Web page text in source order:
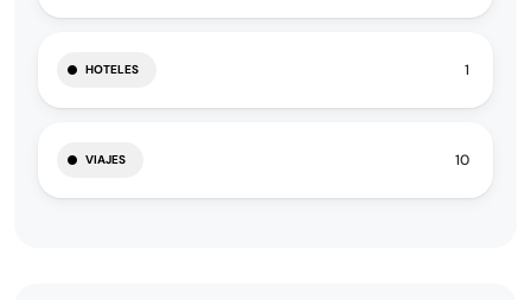
HOTELES 1
VIAJES 10